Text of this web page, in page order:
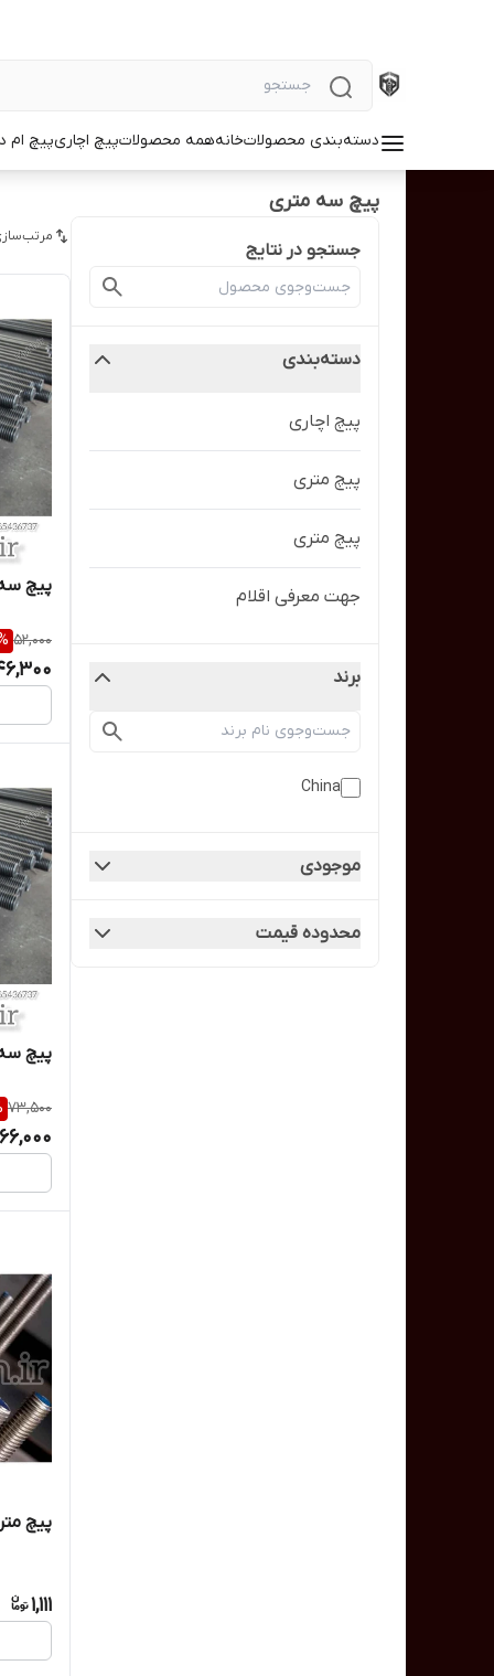
دسته‌بندی محصولاتخانههمه محصولاتپیچ اچاریپیچ ام
پیچ سه متری
جستجو در نتایج
دسته‌بندی
پیچ اچاری
پیچ متری
پیچ متری
جهت معرفی اقلام
برند
China
موجودی
محدوده قیمت
پیچ سه متری 8 /
52,000
پیچ سه متری 10 /
73,500
66,000
پیچ متری 22 /
1,111